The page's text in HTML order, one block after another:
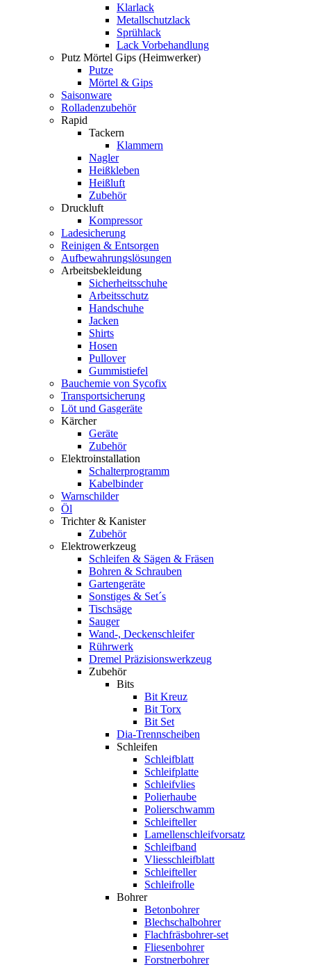
Klarlack
Metallschutzlack
Sprühlack
Lack Vorbehandlung
Putz Mörtel Gips (Heimwerker)
Putze
Mörtel & Gips
Saisonware
Rolladenzubehör
Rapid
Tackern
Klammern
Nagler
Heißkleben
Heißluft
Zubehör
Druckluft
Kompressor
Ladesicherung
Reinigen & Entsorgen
Aufbewahrungslösungen
Arbeitsbekleidung
Sicherheitsschuhe
Arbeitsschutz
Handschuhe
Jacken
Shirts
Hosen
Pullover
Gummistiefel
Bauchemie von Sycofix
Transportsicherung
Löt und Gasgeräte
Kärcher
Geräte
Zubehör
Elektroinstallation
Schalterprogramm
Kabelbinder
Warnschilder
Öl
Trichter & Kanister
Zubehör
Elektrowerkzeug
Schleifen & Sägen & Fräsen
Bohren & Schrauben
Gartengeräte
Sonstiges & Set´s
Tischsäge
Sauger
Wand-, Deckenschleifer
Rührwerk
Dremel Präzisionswerkzeug
Zubehör
Bits
Bit Kreuz
Bit Torx
Bit Set
Dia-Trennscheiben
Schleifen
Schleifblatt
Schleifplatte
Schleifvlies
Polierhaube
Polierschwamm
Schleifteller
Lamellenschleifvorsatz
Schleifband
Vliesschleifblatt
Schleifteller
Schleifrolle
Bohrer
Betonbohrer
Blechschalbohrer
Flachfräsbohrer-set
Fliesenbohrer
Forstnerbohrer